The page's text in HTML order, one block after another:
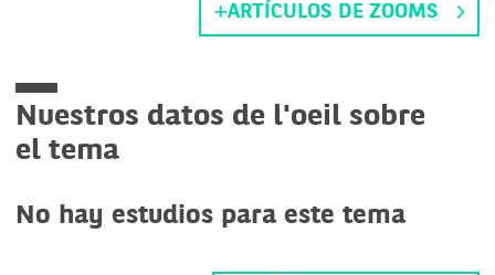
ARTÍCULOS DE ZOOMS
Nuestros datos de l'oeil sobre
el tema
No hay estudios para este tema